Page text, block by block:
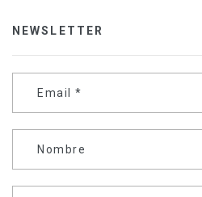
NEWSLETTER
Email *
Nombre